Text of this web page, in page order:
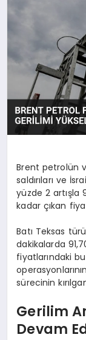
Brent petrolün
saldırıları ve
yüzde 2 artışla
kadar çıkan
Batı Teksas
dakikalarda
fiyatlarındaki bu
sürecinin
Gerilim
Devam